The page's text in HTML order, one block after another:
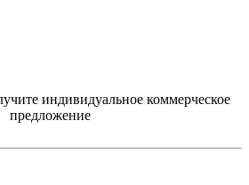
индивидуальное коммерческое
предложение